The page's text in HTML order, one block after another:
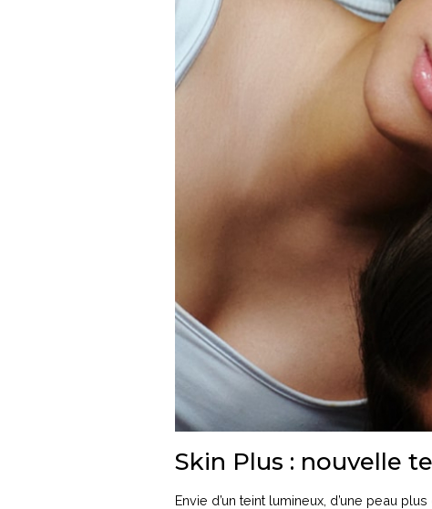
Skin Plus : nouvelle
Envie d’un teint lumineux, d’une peau